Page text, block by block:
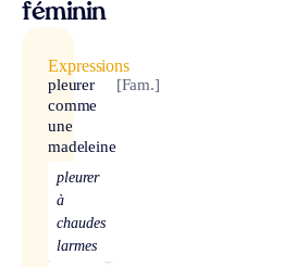
féminin
Expressions
pleurer
comme
une
madeleine
[Fam.]
pleurer
à
chaudes
larmes